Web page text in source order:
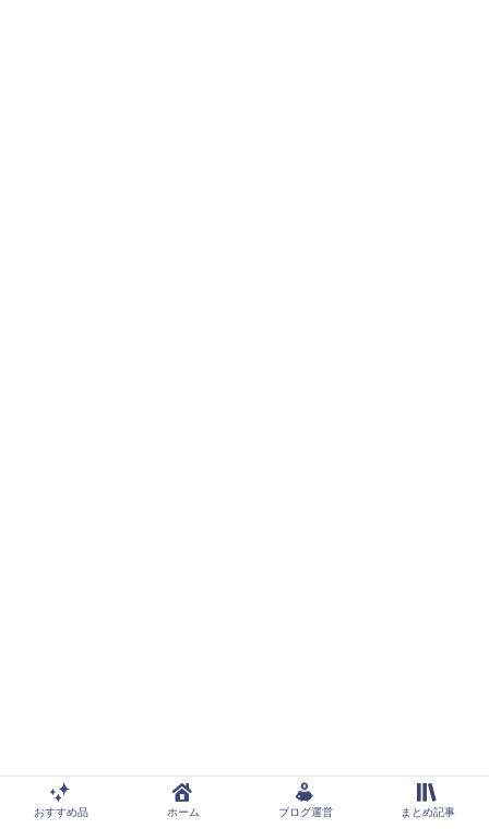
おすすめ品 ホーム ブログ運営 まとめ記事